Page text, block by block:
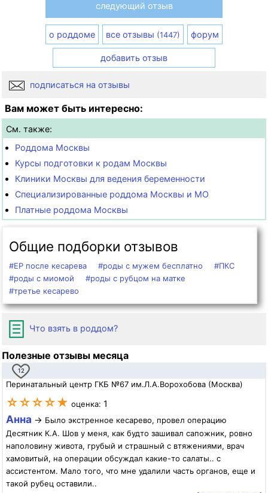
следующий отзыв
о роддоме все отзывы (1447) форум
добавить отзыв
подписаться на отзывы
Вам может быть интересно:
См. также:
Роддома Москвы
Курсы подготовки к родам Москвы
Клиники Москвы для ведения беременности
Специализированные роддома Москвы и МО
Платные роддома Москвы
Общие подборки отзывов
#ЕР после кесарева #роды с мужем бесплатно
#ПКС
#роды с миомой
#роды с рубцом на матке
#третье кесарево
Что взять в роддом?
Полезные отзывы месяца
12
Перинатальный центр ГКБ №67 им.Л.А.Ворохобова (Москва)
☆☆☆☆★ оценка: 1
Анна → Было экстренное кесарево, провел операцию
Десятник К.А. Шов у меня, как будто зашивал сапожник, ровно
наполовину живота, грубый и страшный с втяжениями, врач
хамовитый, на операции обсуждал какие-то салаты.. с
ассистентом. Мало того, что мне удалили часть органов, еще и
такой рубец оставили..